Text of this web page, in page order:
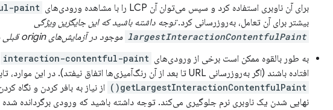
برای آن ناوبری استفاده کرد و سپس می‌توان آن LCP را با مشاهده ورودی‌های
paint
بیشتر برای آن تعامل، به‌روزرسانی کرد.توجه داشته باشید که این جایگزین ویژگی
largestInteractionContentfulPaint موجود در آزمایش‌های origin قبلی می‌شود.
به طور بالقوه ممکن است برخی از ورودی‌های interaction-contentful-paint
افتاده باشند (اگر به‌روزرسانی URL تا بعد از آن رنگ‌آمیزی‌ها اتفاق نیفتد). در این موارد، تابع
getLargestInteractionContentfulPaint()
از نیاز به بافر کردن و نگاه
نهایی شدن یک ناوبری نرم جلوگیری می‌کند. توجه داشته باشید که ورودی برگردانده